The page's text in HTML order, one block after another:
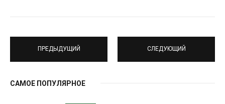
ПРЕДЫДУЩИЙ СЛЕДУЮЩИЙ
САМОЕ ПОПУЛЯРНОЕ